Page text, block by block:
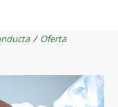
/ Oferta